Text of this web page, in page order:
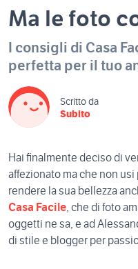
Ma le foto
I consigli di Casa
perfetta per il tuo
Scritto da
Subito
Hai finalmente deciso di
affezionato ma che non
rendere la sua bellezza
Casa Facile , che di foto
oggetti ne sa, e ad
di stile e blogger per